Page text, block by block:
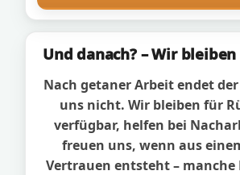
Und danach? – Wir
Nach getaner Arbeit endet
uns nicht. Wir bleiben für
verfügbar, helfen bei
freuen uns, wenn aus
Vertrauen entsteht –